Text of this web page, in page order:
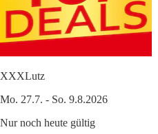
XXXLutz
Mo. 27.7. - So. 9.8.2026
Nur noch heute gültig